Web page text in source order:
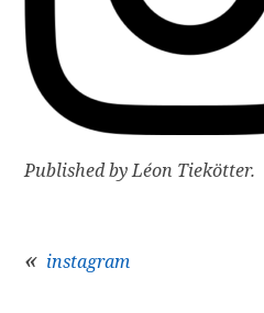
Published by Léon Tiekötter.
instagram